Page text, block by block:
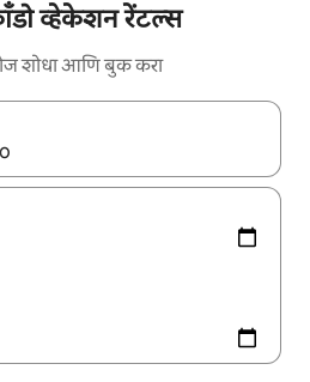
व्हेकेशन रेंटल्स
शोधा आणि बुक करा
तेव्हा वरच्या आणि खाली बाणांच्या किजसह